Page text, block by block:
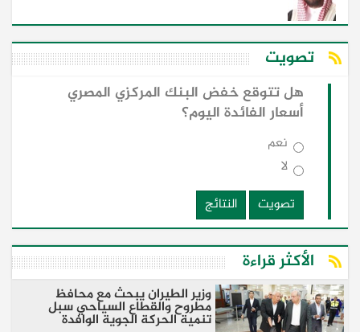
تصويت
هل تتوقع خفض البنك المركزي المصري
أسعار الفائدة اليوم؟
نعم
لا
تصويت
النتائج
الأكثر قراءة
وزير الطيران يبحث مع محافظ
مطروح والقطاع السياحي سبل
تنمية الحركة الجوية الوافدة